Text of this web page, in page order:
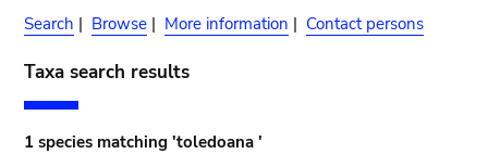
Search | Browse | More information | Contact persons
Taxa search results
1 species matching 'toledoana '